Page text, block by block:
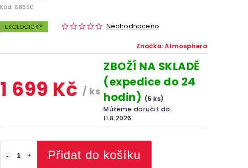
Kód: 68550
EKOLOGICKÝ Neohodnoceno
Značka:Atmosphera
1 699 Kč / ks
ZBOŽÍ NA SKLADĚ
(expedice do 24
hodin) (5 ks)
Můžeme doručit do:
11.8.2026
Přidat do košíku